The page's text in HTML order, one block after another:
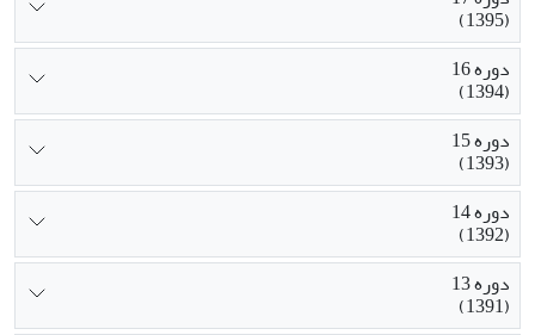
(1395)
دوره 16
(1394)
دوره 15
(1393)
دوره 14
(1392)
دوره 13
(1391)